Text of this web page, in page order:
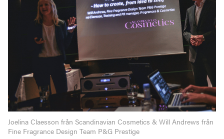
Joelina Claesson från Scandinavian Cosmetics & Will Andrews från
Fine Fragrance Design Team P&G Prestige